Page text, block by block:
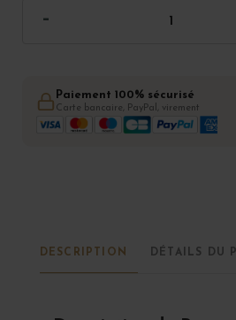
Paiement 100% sécurisé
Carte bancaire, PayPal, virement
DESCRIPTION DÉTAILS DU